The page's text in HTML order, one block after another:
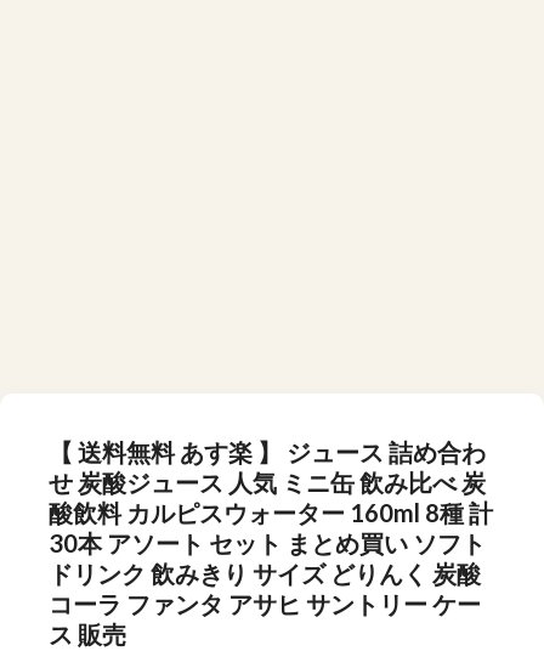
【 送料無料 あす楽 】 ジュース 詰め合わ
せ 炭酸ジュース 人気 ミニ缶 飲み比べ 炭
酸飲料 カルピスウォーター 160ml 8種 計
30本 アソート セット まとめ買い ソフト
ドリンク 飲みきり サイズ どりんく 炭酸
コーラ ファンタ アサヒ サントリー ケー
ス 販売